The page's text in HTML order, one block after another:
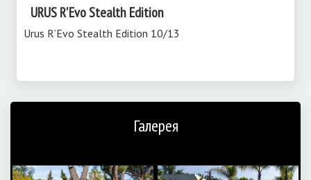
URUS R'Evo Stealth Edition
Urus R’Evo Stealth Edition 10/13
Галерея